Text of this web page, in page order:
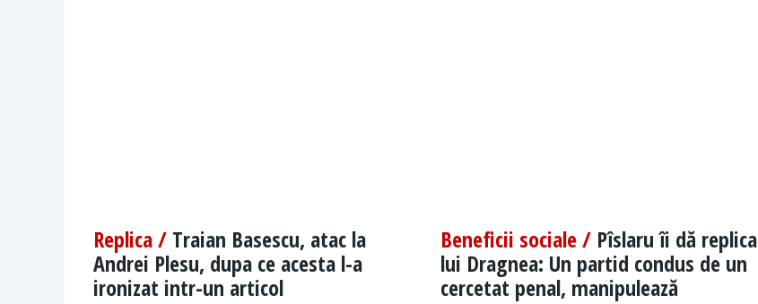
Replica / Traian Basescu, atac la
Andrei Plesu, dupa ce acesta l-a
ironizat intr-un articol
Beneficii sociale / Pîslaru îi dă replica
lui Dragnea: Un partid condus de un
cercetat penal, manipulează